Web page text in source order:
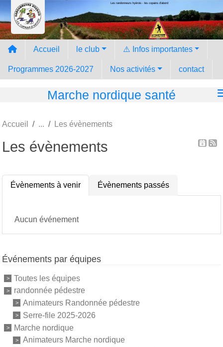
Les randonneurs hyèrois - les copains d'abord
Accueil le club ⚠️ Infos importantes
Programmes 2026-2027 Nos activités contact
Marche nordique santé
Accueil Les évènements
Les évènements
Évènements à venir Évènements passés
Aucun événement
Événements par équipes
Toutes les équipes
randonnée pédestre
Animateurs Randonnée pédestre
Serre-file 2025-2026
Marche nordique
Animateurs Marche nordique
Panneau de gestion des cookies